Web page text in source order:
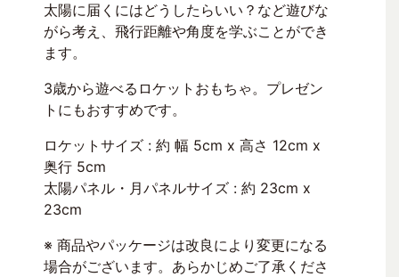
太陽に届くにはどうしたらいい？など遊びな
がら考え、飛行距離や角度を学ぶことができ
ます。
3歳から遊べるロケットおもちゃ。プレゼン
トにもおすすめです。
ロケットサイズ : 約 幅 5cm x 高さ 12cm x
奥行 5cm
太陽パネル・月パネルサイズ : 約 23cm x
23cm
※ 商品やパッケージは改良により変更になる
場合がございます。あらかじめご了承くださ